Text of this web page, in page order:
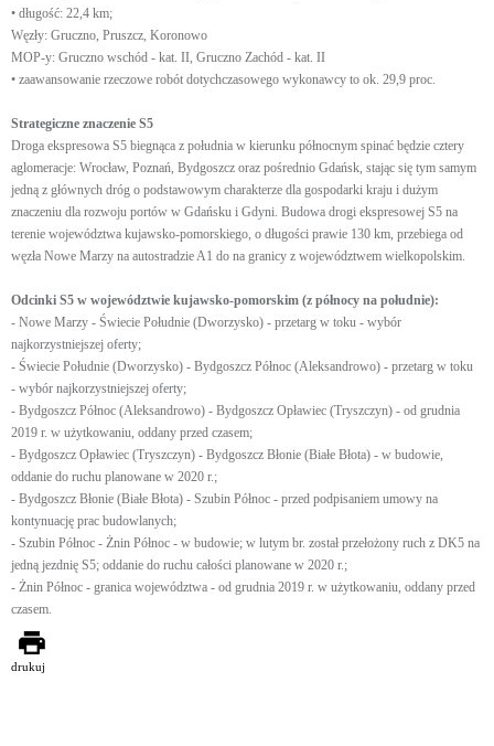
• długość: 22,4 km;
Węzły: Gruczno, Pruszcz, Koronowo
MOP-y: Gruczno wschód - kat. II, Gruczno Zachód - kat. II
• zaawansowanie rzeczowe robót dotychczasowego wykonawcy to ok. 29,9 proc.
Strategiczne znaczenie S5
Droga ekspresowa S5 biegnąca z południa w kierunku północnym spinać będzie cztery
aglomeracje: Wrocław, Poznań, Bydgoszcz oraz pośrednio Gdańsk, stając się tym samym
jedną z głównych dróg o podstawowym charakterze dla gospodarki kraju i dużym
znaczeniu dla rozwoju portów w Gdańsku i Gdyni. Budowa drogi ekspresowej S5 na
terenie województwa kujawsko-pomorskiego, o długości prawie 130 km, przebiega od
węzła Nowe Marzy na autostradzie A1 do na granicy z województwem wielkopolskim.
Odcinki S5 w województwie kujawsko-pomorskim (z północy na południe):
- Nowe Marzy - Świecie Południe (Dworzysko) - przetarg w toku - wybór
najkorzystniejszej oferty;
- Świecie Południe (Dworzysko) - Bydgoszcz Północ (Aleksandrowo) - przetarg w toku
- wybór najkorzystniejszej oferty;
- Bydgoszcz Północ (Aleksandrowo) - Bydgoszcz Opławiec (Tryszczyn) - od grudnia
2019 r. w użytkowaniu, oddany przed czasem;
- Bydgoszcz Opławiec (Tryszczyn) - Bydgoszcz Błonie (Białe Błota) - w budowie,
oddanie do ruchu planowane w 2020 r.;
- Bydgoszcz Błonie (Białe Błota) - Szubin Północ - przed podpisaniem umowy na
kontynuację prac budowlanych;
- Szubin Północ - Żnin Północ - w budowie; w lutym br. został przełożony ruch z DK5 na
jedną jezdnię S5; oddanie do ruchu całości planowane w 2020 r.;
- Żnin Północ - granica województwa - od grudnia 2019 r. w użytkowaniu, oddany przed
czasem.
drukuj